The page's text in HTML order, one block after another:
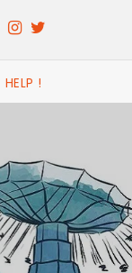
HELP !